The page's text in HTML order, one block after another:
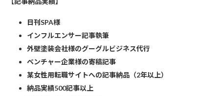
日刊SPA様
インフルエンサー記事執筆
外壁塗装会社様のグーグルビジネス代行
ベンチャー企業様の寄稿記事
某女性用転職サイトへの記事納品（2年以上）
納品実績500記事以上